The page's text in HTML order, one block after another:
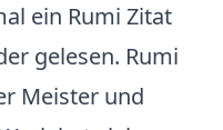
ein Rumi Zitat
gelesen. Rumi
Meister und